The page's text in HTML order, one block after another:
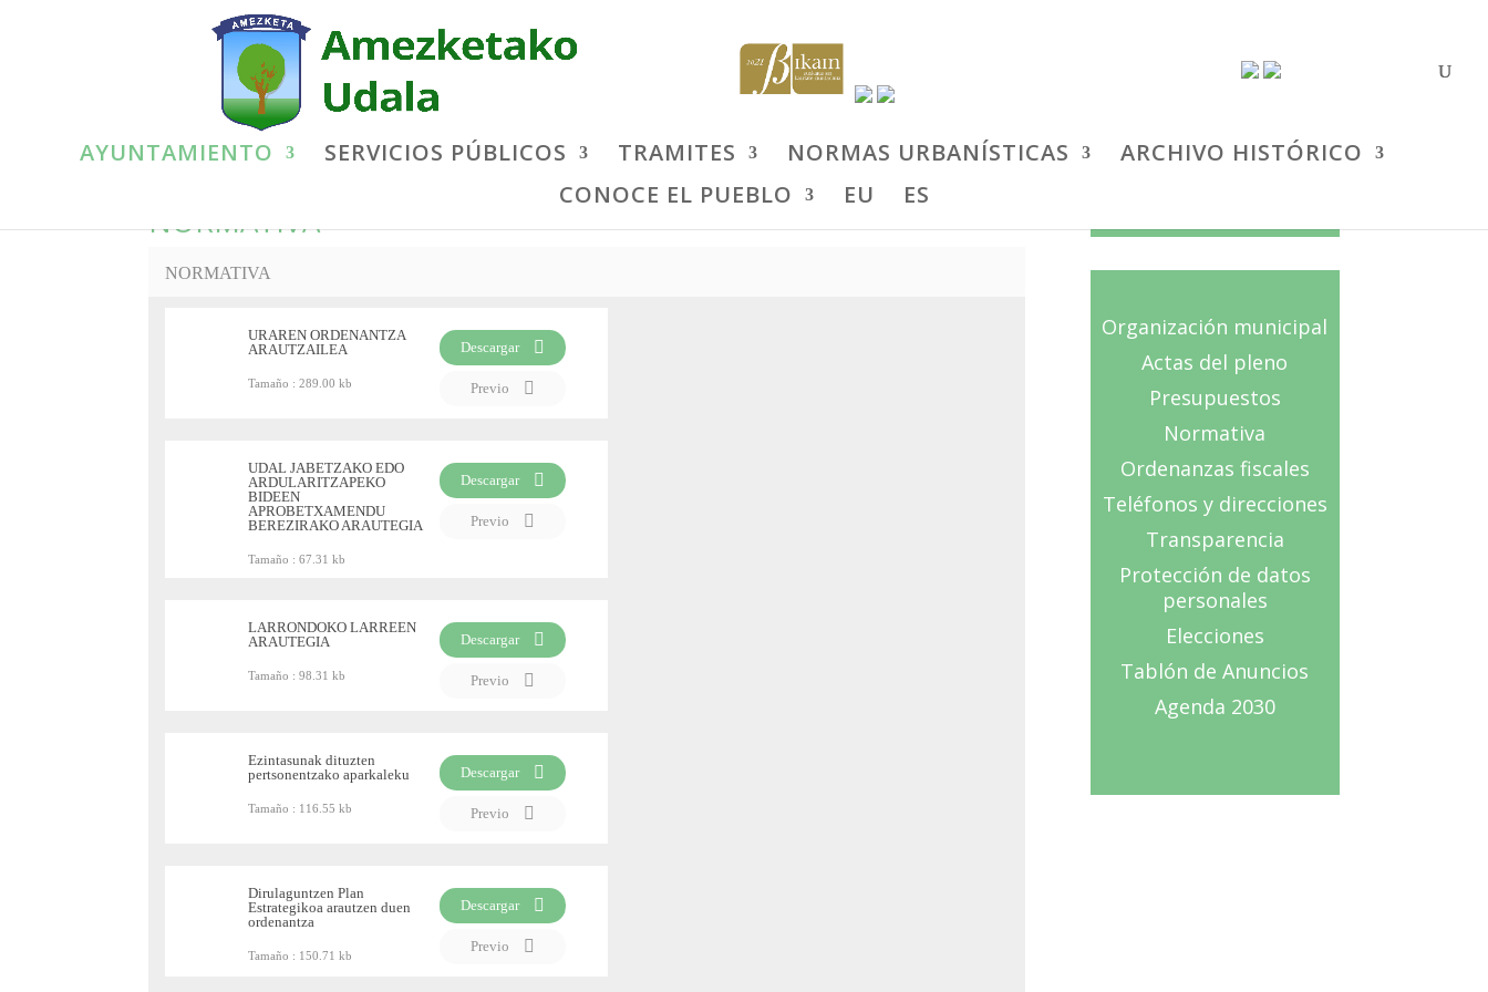
AYUNTAMIENTO SERVICIOS PÚBLICOS TRAMITES NORMAS URBANÍSTICAS
ARCHIVO HISTÓRICO
CONOCE EL PUEBLO
EU ES
NORMATIVA
NORMATIVA
URAREN ORDENANTZA
ARAUTZAILEA
Tamaño :289.00 kb
Descargar
Previo
UDAL JABETZAKO EDO
ARDULARITZAPEKO
BIDEEN
APROBETXAMENDU
BEREZIRAKO ARAUTEGIA
Tamaño :67.31 kb
Descargar
Previo
LARRONDOKO LARREEN
ARAUTEGIA
Tamaño :98.31 kb
Descargar
Previo
Ezintasunak dituzten
pertsonentzako aparkaleku
Tamaño : 116.55 kb
Descargar
Previo
Dirulaguntzen Plan
Estrategikoa arautzen duen
ordenantza
Tamaño : 150.71 kb
Descargar
Previo
Organización municipal
Actas del pleno
Presupuestos
Normativa
Ordenanzas fiscales
Teléfonos y direcciones
Transparencia
Protección de datos
personales
Elecciones
Tablón de Anuncios
Agenda 2030